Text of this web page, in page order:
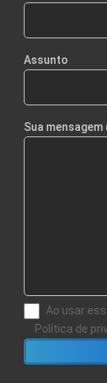
Assunto
Sua
Ao usar
Política de